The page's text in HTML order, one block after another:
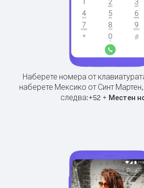
Наберете номера от
наберете Мексико от Синт
следва:+52 + Местен